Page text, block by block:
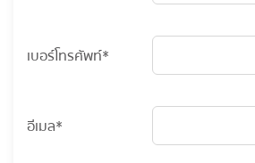
เบอร์โทรศัพท์*
อีเมล*